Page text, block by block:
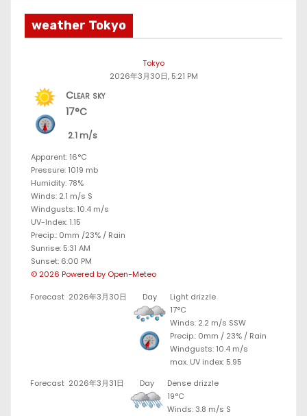
weather Tokyo
Tokyo
2026年3月30日, 5:21 PM
Clear sky
17°C
2.1 m/s
Apparent: 16°C
Pressure: 1019 mb
Humidity: 78%
Winds: 2.1 m/s S
Windgusts: 10.4 m/s
UV-Index: 1.15
Precip.: 0mm /23% / Rain
Sunrise: 5:31 AM
Sunset: 6:00 PM
© 2026 Powered by Open-Meteo
Forecast 2026年3月30日 Day
Light drizzle
17°C
Winds: 2.2 m/s SSW
Precip.: 0mm / 23% / Rain
Windgusts: 10.4 m/s
max. UV index: 5.95
Forecast 2026年3月31日 Day
Dense drizzle
19°C
Winds: 3.8 m/s S